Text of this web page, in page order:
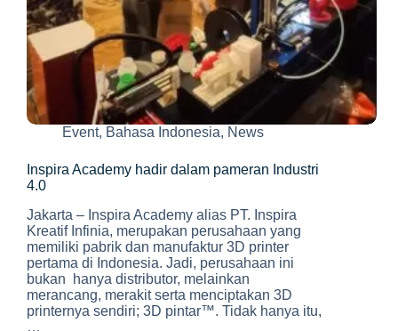
Event, Bahasa Indonesia, News
Inspira Academy hadir dalam pameran Industri
4.0
Jakarta – Inspira Academy alias PT. Inspira
Kreatif Infinia, merupakan perusahaan yang
memiliki pabrik dan manufaktur 3D printer
pertama di Indonesia. Jadi, perusahaan ini
bukan hanya distributor, melainkan
merancang, merakit serta menciptakan 3D
printernya sendiri; 3D pintar™. Tidak hanya itu,
…